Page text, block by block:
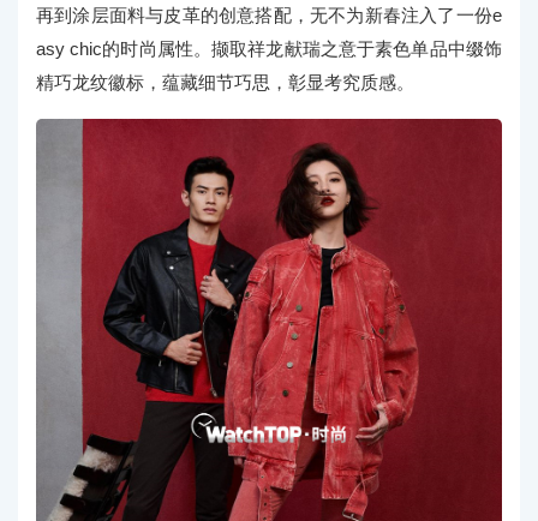
再到涂层面料与皮革的创意搭配，无不为新春注入了一份e
asy chic的时尚属性。撷取祥龙献瑞之意于素色单品中缀饰
精巧龙纹徽标，蕴藏细节巧思，彰显考究质感。